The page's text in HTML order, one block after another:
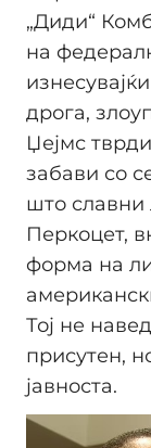
„Диди“
на
дрога,
Џејмс
забави со
што славни
Перкоцет,
форма на
Тој не
присутен,
јавноста.